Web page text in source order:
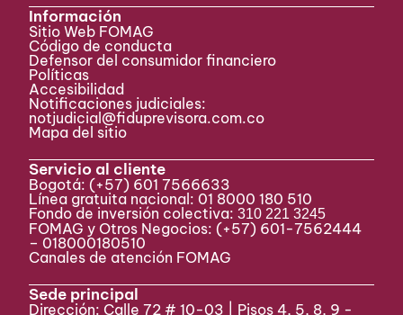
Información
Sitio Web FOMAG
Código de conducta
Defensor del consumidor financiero
Políticas
Accesibilidad
Notificaciones judiciales:
notjudicial@fiduprevisora.com.co
Mapa del sitio
Servicio al cliente
Bogotá: (+57) 601 7566633
Línea gratuita nacional: 01 8000 180 510
Fondo de inversión colectiva:310 221 3245
FOMAG y Otros Negocios: (+57) 601-7562444
– 018000180510
Canales de atención FOMAG
Sede principal
Dirección: Calle 72 # 10-03 | Pisos 4, 5, 8, 9 -